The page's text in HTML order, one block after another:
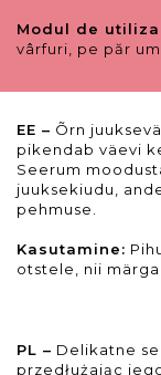
Modul de
vârfuri, pe păr
EE – Õrn
pikendab väevi
Seerum
juuksekiudu,
pehmuse.
Kasutamine:
otstele, nii
PL – Delikatne
przedłużając